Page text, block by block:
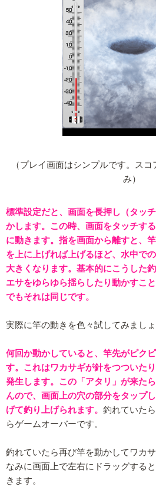
（プレイ画面はシンプルです。ス
み）
標準設定だと、画面を長押し（タッ
かします。この時、画面をタッチす
に動きます。指を画面から離すと、
を上に上げれば上げるほど、水中で
大きくなります。基本的にこうした
エサをゆらゆら揺らしたり動かすこ
でもそれは同じです。
実際に竿の動きを色々試してみましょ
何回か動かしていると、竿先がピク
す。これはワカサギが針をつついた
発生します。この「アタリ」が来た
んので、画面上の穴の部分をタップ
げて釣り上げられます。 釣れていた
らゲームオーバーです。
釣れていたら再び竿を動かしてワカ
なみに画面上で左右にドラッグする
きます。